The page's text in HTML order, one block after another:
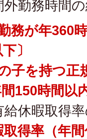
勤務時間
勤務が年360
〕
の子を持つ
150時間以
休暇取得
取得率（年